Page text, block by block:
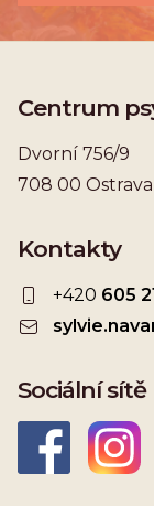
Centrum
Dvorní 756/9
708 00
Kontakty
+420 605
Sociální sítě